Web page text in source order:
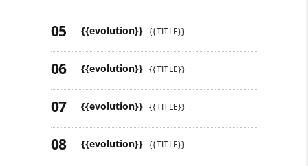
{{evolution}} {{TITLE}}
{{evolution}} {{TITLE}}
{{evolution}} {{TITLE}}
{{evolution}} {{TITLE}}